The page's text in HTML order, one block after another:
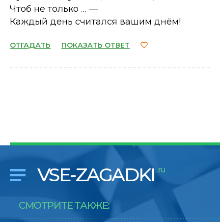
Чтоб не только … —
Каждый день считался вашим днём!
ОТГАДАТЬ ПОКАЗАТЬ ОТВЕТ
VSE-ZAGADKI .ru
СМОТРИТЕ ТАКЖЕ: